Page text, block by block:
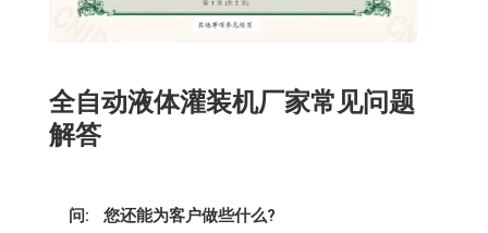
全自动液体灌装机厂家常见问题
解答
问: 您还能为客户做些什么?